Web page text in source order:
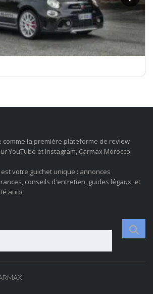
comme la première plateforme de review
YouTube et Instagram, Carmax Morocco
votre guichet unique : annonces
conseils d'entretien, guides légaux, et
auto.